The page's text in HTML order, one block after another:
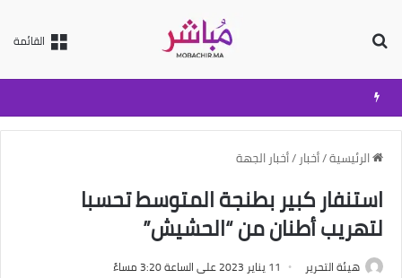
القائمة
الرئيسية/أخبار /أخبار الجهة
استنفار كبير بطنجة المتوسط تحسبا
لتهريب أطنان من “الحشيش”
هيئة التحرير 11 يناير 2023 على الساعة 3:20 مساءً